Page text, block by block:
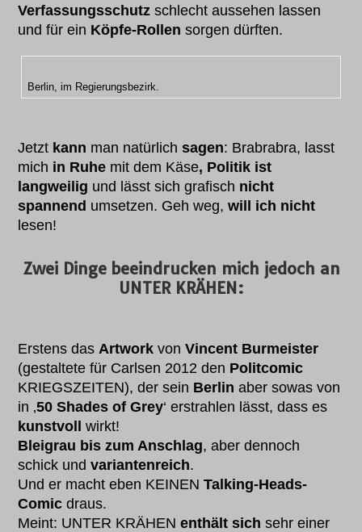
Verfassungsschutz schlecht aussehen lassen
und für ein Köpfe-Rollen sorgen dürften.
Berlin, im Regierungsbezirk.
Jetzt kann man natürlichsagen: Brabrabra, lasst
mich in Ruhe mit dem Käse, Politik ist
langweilig und lässt sich grafisch nicht
spannend umsetzen. Geh weg,will ich nicht
lesen!
Zwei Dinge beeindrucken mich jedoch an
UNTER KRÄHEN:
Erstens dasArtwork vonVincent Burmeister
(gestaltete für Carlsen 2012 den Politcomic
KRIEGSZEITEN), der sein Berlin aber sowas von
in ‚50 Shades of Grey‘ erstrahlen lässt, dass es
kunstvoll
wirkt!
Bleigrau bis zum Anschlag, aber dennoch
schick undvariantenreich.
Und er macht eben KEINENTalking-Heads-
Comic draus.
Meint: UNTER KRÄHENenthält sich sehr einer